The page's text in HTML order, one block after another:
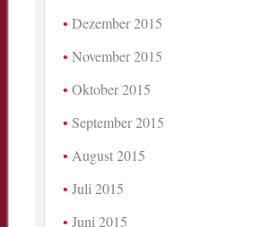
Dezember 2015
November 2015
Oktober 2015
September 2015
August 2015
Juli 2015
Juni 2015